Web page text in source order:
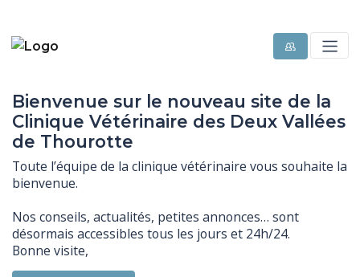
Bienvenue sur le nouveau site de la
Clinique Vétérinaire des Deux Vallées
de Thourotte
Toute l’équipe de la clinique vétérinaire vous souhaite la
bienvenue.
Nos conseils, actualités, petites annonces… sont
désormais accessibles tous les jours et 24h/24.
Bonne visite,